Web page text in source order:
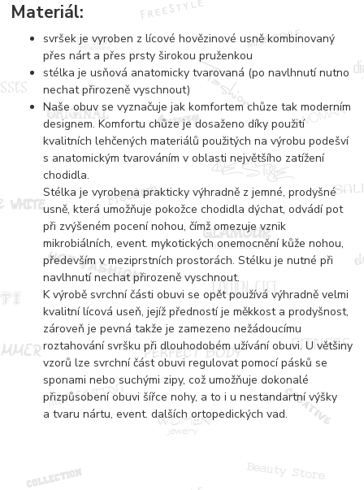
Materiál:
svršek je vyroben z lícové hovězinové usně kombinovaný
přes nárt a přes prsty širokou pruženkou
stélka je usňová anatomicky tvarovaná (po navlhnutí nutno
nechat přirozeně vyschnout)
Naše obuv se vyznačuje jak komfortem chůze tak moderním
designem. Komfortu chůze je dosaženo díky použití
kvalitních lehčených materiálů použitých na výrobu podešví
s anatomickým tvarováním v oblasti největšího zatížení
chodidla.
Stélka je vyrobena prakticky výhradně z jemné, prodyšné
usně, která umožňuje pokožce chodidla dýchat, odvádí pot
při zvýšeném pocení nohou, čímž omezuje vznik
mikrobiálních, event. mykotických onemocnění kůže nohou,
především v meziprstních prostorách. Stélku je nutné při
navlhnutí nechat přirozeně vyschnout.
K výrobě svrchní části obuvi se opět používá výhradně velmi
kvalitní lícová useň, jejíž předností je měkkost a prodyšnost,
zároveň je pevná takže je zamezeno nežádoucímu
roztahování svršku při dlouhodobém užívání obuvi. U většiny
vzorů lze svrchní část obuvi regulovat pomocí pásků se
sponami nebo suchými zipy, což umožňuje dokonalé
přizpůsobení obuvi šířce nohy, a to i u nestandartní výšky
a tvaru nártu, event. dalších ortopedických vad.